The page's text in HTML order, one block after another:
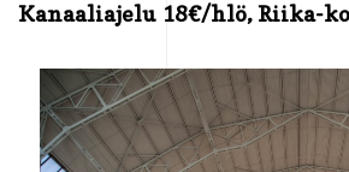
Kanaaliajelu 18€/hlö, Riika-